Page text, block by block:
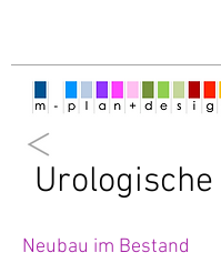
Neubau im Bestand